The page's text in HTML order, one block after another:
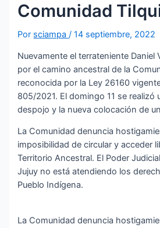
Comunidad
Por sciampa/14 septiembre, 2022
Nuevamente el terrateniente Daniel
por el camino ancestral de la
reconocida por la Ley 26160
805/2021. El domingo 11 se realizó
despojo y la nueva colocación de
La Comunidad denuncia
imposibilidad de circular y acceder
Territorio Ancestral. El Poder
Jujuy no está atendiendo los
Pueblo Indígena.
La Comunidad denuncia